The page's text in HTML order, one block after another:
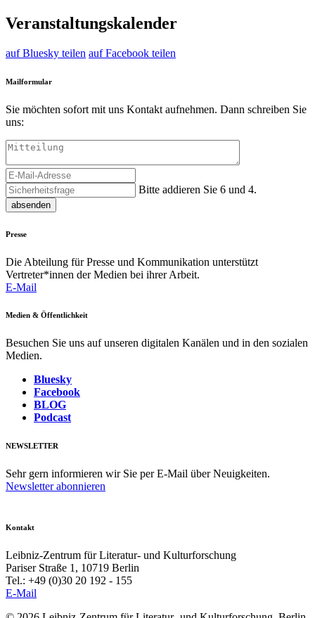
Veranstaltungskalender
auf Bluesky teilen auf Facebook teilen
Mailformular
Sie möchten sofort mit uns Kontakt aufnehmen. Dann schreiben Sie
uns:
Bitte addieren Sie 6 und 4.
absenden
Presse
Die Abteilung für Presse und Kommunikation unterstützt
Vertreter*innen der Medien bei ihrer Arbeit.
E-Mail
Medien & Öffentlichkeit
Besuchen Sie uns auf unseren digitalen Kanälen und in den sozialen
Medien.
Bluesky
Facebook
BLOG
Podcast
NEWSLETTER
Sehr gern informieren wir Sie per E-Mail über Neuigkeiten.
Newsletter abonnieren
Kontakt
Leibniz-Zentrum für Literatur- und Kulturforschung
Pariser Straße 1, 10719 Berlin
Tel.: +49 (0)30 20 192 - 155
E-Mail